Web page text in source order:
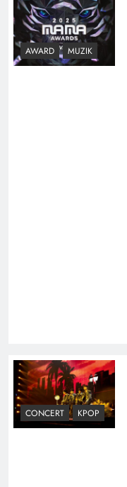
AWARD MUZIK
CONCERT KPOP